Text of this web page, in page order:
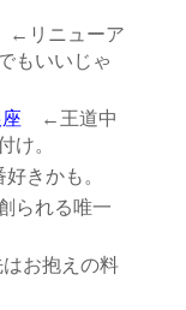
←リニューア
もいいじゃ
←王道中
け。
きかも。
れる唯一
お抱えの料